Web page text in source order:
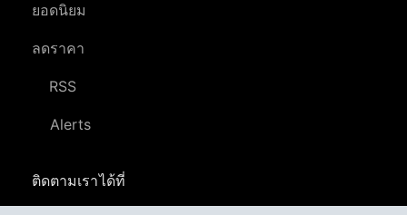
ยอดนิยม
ลดราคา
RSS
Alerts
ติดตามเราได้ที่